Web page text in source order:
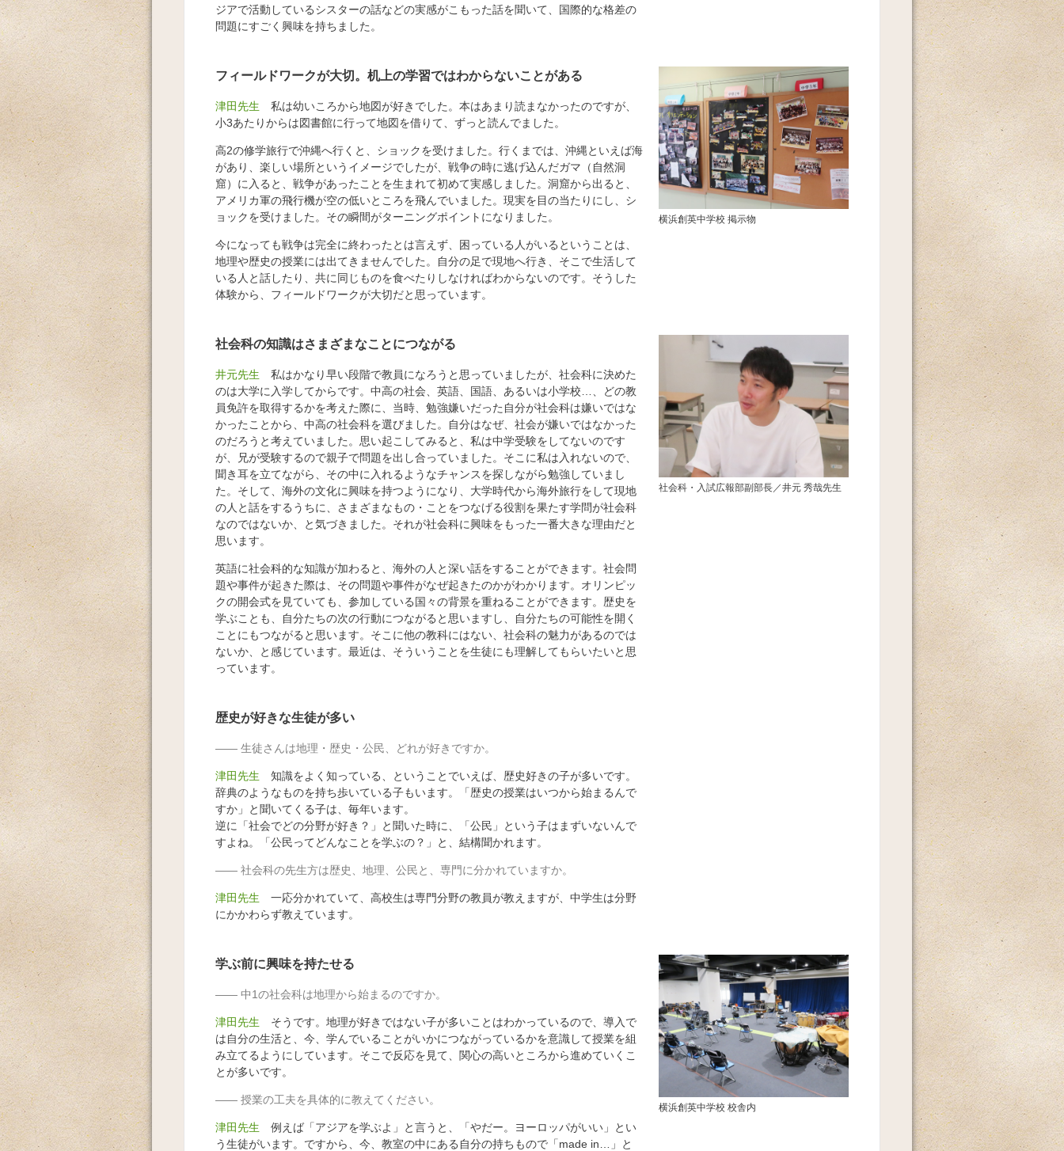
ジアで活動しているシスターの話などの実感がこもった話を聞いて、国際的な格差の
問題にすごく興味を持ちました。
フィールドワークが大切。机上の学習ではわからないことがある
津田先生 私は幼いころから地図が好きでした。本はあまり読まなかったのですが、
小3あたりからは図書館に行って地図を借りて、ずっと読んでました。
高2の修学旅行で沖縄へ行くと、ショックを受けました。行くまでは、沖縄といえば海
があり、楽しい場所というイメージでしたが、戦争の時に逃げ込んだガマ（自然洞
窟）に入ると、戦争があったことを生まれて初めて実感しました。洞窟から出ると、
アメリカ軍の飛行機が空の低いところを飛んでいました。現実を目の当たりにし、シ
ョックを受けました。その瞬間がターニングポイントになりました。
今になっても戦争は完全に終わったとは言えず、困っている人がいるということは、
地理や歴史の授業には出てきませんでした。自分の足で現地へ行き、そこで生活して
いる人と話したり、共に同じものを食べたりしなければわからないのです。そうした
体験から、フィールドワークが大切だと思っています。
横浜創英中学校 掲示物
社会科の知識はさまざまなことにつながる
井元先生 私はかなり早い段階で教員になろうと思っていましたが、社会科に決めた
のは大学に入学してからです。中高の社会、英語、国語、あるいは小学校…、どの教
員免許を取得するかを考えた際に、当時、勉強嫌いだった自分が社会科は嫌いではな
かったことから、中高の社会科を選びました。自分はなぜ、社会が嫌いではなかった
のだろうと考えていました。思い起こしてみると、私は中学受験をしてないのです
が、兄が受験するので親子で問題を出し合っていました。そこに私は入れないので、
聞き耳を立てながら、その中に入れるようなチャンスを探しながら勉強していまし
た。そして、海外の文化に興味を持つようになり、大学時代から海外旅行をして現地
の人と話をするうちに、さまざまなもの・ことをつなげる役割を果たす学問が社会科
なのではないか、と気づきました。それが社会科に興味をもった一番大きな理由だと
思います。
英語に社会科的な知識が加わると、海外の人と深い話をすることができます。社会問
題や事件が起きた際は、その問題や事件がなぜ起きたのかがわかります。オリンピッ
クの開会式を見ていても、参加している国々の背景を重ねることができます。歴史を
学ぶことも、自分たちの次の行動につながると思いますし、自分たちの可能性を開く
ことにもつながると思います。そこに他の教科にはない、社会科の魅力があるのでは
ないか、と感じています。最近は、そういうことを生徒にも理解してもらいたいと思
っています。
社会科・入試広報部副部長／井元 秀哉先生
歴史が好きな生徒が多い
生徒さんは地理・歴史・公民、どれが好きですか。
津田先生 知識をよく知っている、ということでいえば、歴史好きの子が多いです。
辞典のようなものを持ち歩いている子もいます。「歴史の授業はいつから始まるんで
すか」と聞いてくる子は、毎年います。
逆に「社会でどの分野が好き？」と聞いた時に、「公民」という子はまずいないんで
すよね。「公民ってどんなことを学ぶの？」と、結構聞かれます。
社会科の先生方は歴史、地理、公民と、専門に分かれていますか。
津田先生 一応分かれていて、高校生は専門分野の教員が教えますが、中学生は分野
にかかわらず教えています。
学ぶ前に興味を持たせる
中1の社会科は地理から始まるのですか。
津田先生 そうです。地理が好きではない子が多いことはわかっているので、導入で
は自分の生活と、今、学んでいることがいかにつながっているかを意識して授業を組
み立てるようにしています。そこで反応を見て、関心の高いところから進めていくこ
とが多いです。
授業の工夫を具体的に教えてください。
津田先生 例えば「アジアを学ぶよ」と言うと、「やだー。ヨーロッパがいい」とい
う生徒がいます。ですから、今、教室の中にある自分の持ちもので「made in…」と
横浜創英中学校 校舎内